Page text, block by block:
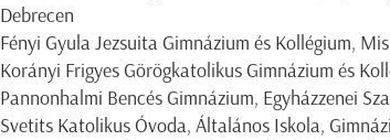
Debrecen
Fényi Gyula Jezsuita Gimnázium és Kollégium,
Korányi Frigyes Görögkatolikus Gimnázium és
Pannonhalmi Bencés Gimnázium, Egyházzenei
Svetits Katolikus Óvoda, Általános Iskola,